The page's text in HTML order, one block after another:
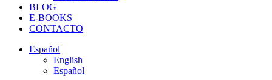
BLOG
E-BOOKS
CONTACTO
Español
English
Español